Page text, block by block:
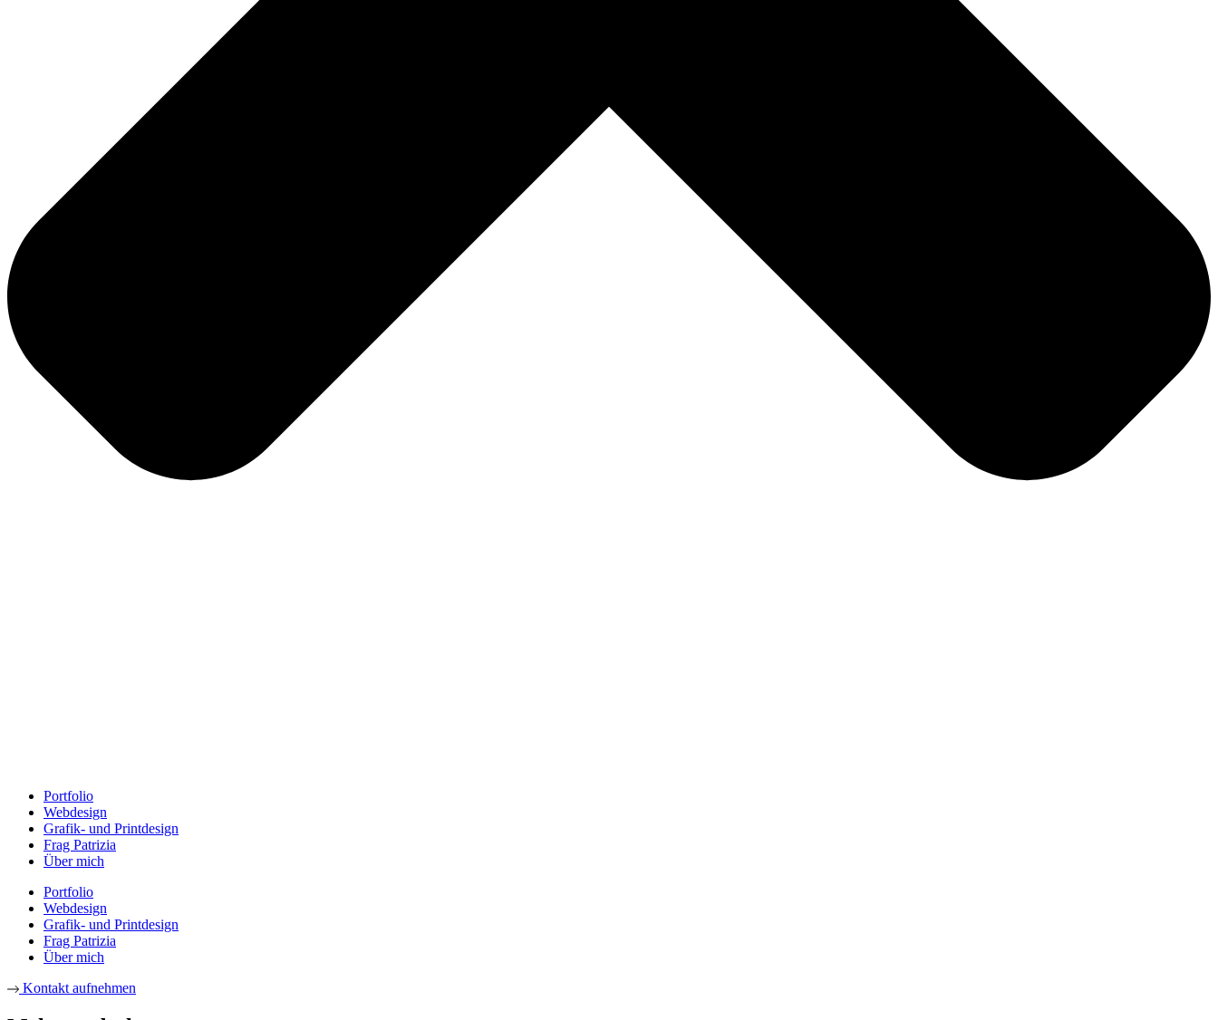
Portfolio
Webdesign
Grafik- und Printdesign
Frag Patrizia
Über mich
Portfolio
Webdesign
Grafik- und Printdesign
Frag Patrizia
Über mich
Kontakt aufnehmen